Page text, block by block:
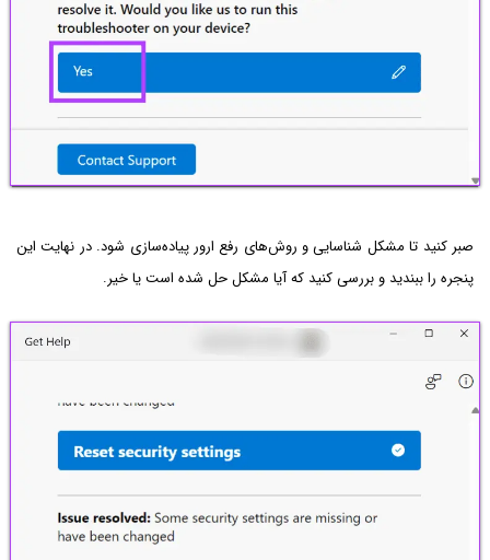
صبر کنید تا مشکل شناسایی و روش‌های رفع ارور پیاده‌سازی شود. در نهایت این
پنجره را ببندید و بررسی کنید که آیا مشکل حل شده است یا خیر.